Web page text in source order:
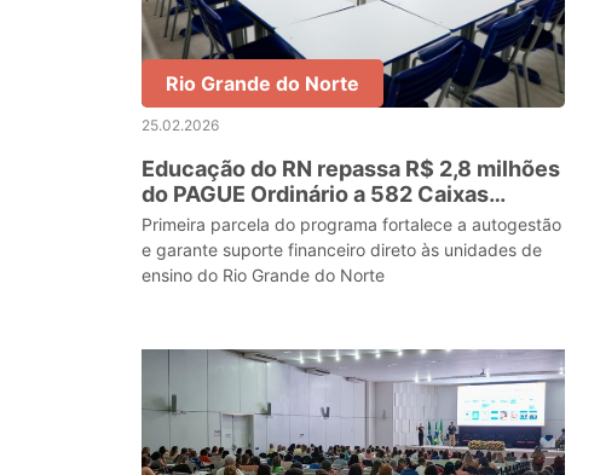
Rio Grande do Norte
25.02.2026
Educação do RN repassa R$ 2,8 milhões
do PAGUE Ordinário a 582 Caixas
Escolares
Primeira parcela do programa fortalece a autogestão
e garante suporte financeiro direto às unidades de
ensino do Rio Grande do Norte